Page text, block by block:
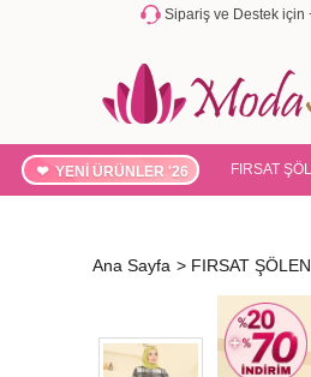
Sipariş ve Destek için
YENİ ÜRÜNLER '26 FIRSAT
Ana Sayfa > FIRSAT